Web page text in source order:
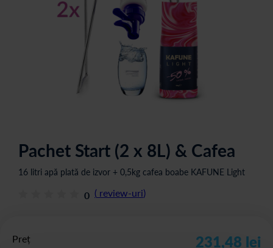
Pachet Start (2 x 8L) & Cafea
16 litri apă plată de izvor + 0,5kg cafea boabe KAFUNE Light
0 ( review-uri)
Preț 231,48 lei